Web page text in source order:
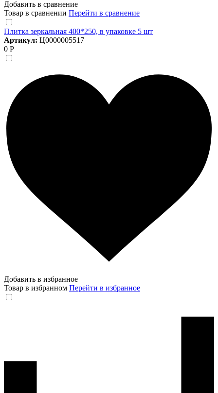
Добавить в сравнение
Товар в сравнении Перейти в сравнение
Плитка зеркальная 400*250, в упаковке 5 шт
Артикул: Ц0000005517
0 Р
Добавить в избранное
Товар в избранном Перейти в избранное